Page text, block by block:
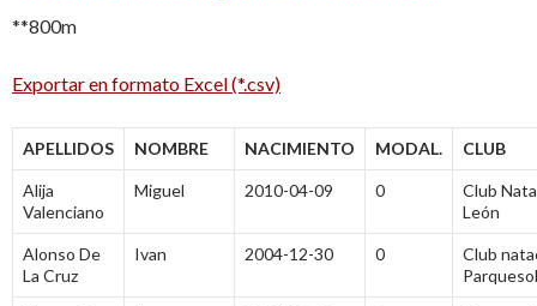
**800m
Exportar en formato Excel (*.csv)
APELLIDOS NOMBRE NACIMIENTO MODAL. CLUB
Alija
Valenciano
Miguel 2010-04-09 0
Club
León
Alonso De
La Cruz
Ivan 2004-12-30 0
Club
Parquesol